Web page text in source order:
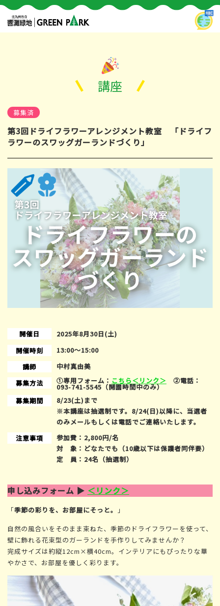
講座
募集済
第3回ドライフラワーアレンジメント教室 「ドライフ
ラワーのスワッグガーランドづくり」
開催日
2025年8月30日(土)
開催時刻
13:00〜15:00
講師
中村真由美
募集方法
①専用フォーム： こちら＜リンク＞ ②電話：
093-741-5545（開園時間中のみ）
募集期間
8/23(土)まで
※本講座は抽選制です。8/24(日)以降に、当選者
のみメールもしくは電話でご連絡いたします。
注意事項
参加費：2,800円/名
対 象：どなたでも（10歳以下は保護者同伴要）
定 員：24名（抽選制）
申し込みフォーム ▶ ＜リンク＞
「季節の彩りを、お部屋にそっと。
」
自然の風合いをそのまま束ねた、季節のドライフラワーを使って、
壁に飾れる花束型のガーランドを手作りしてみませんか？
完成サイズは約縦12cm×横40cm。インテリアにもぴったりな華
やかさで、お部屋を優しく彩ります。